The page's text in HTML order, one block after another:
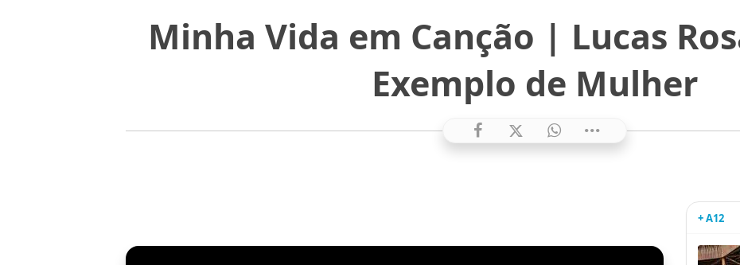
Minha Vida em Canção | Lucas
Exemplo de Mulher
+ A12